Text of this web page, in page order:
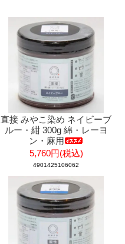
直接 みやこ染め ネイビーブ
ルー・紺 300g 綿・レーヨ
ン・麻用
5,760円(税込)
4901425106062